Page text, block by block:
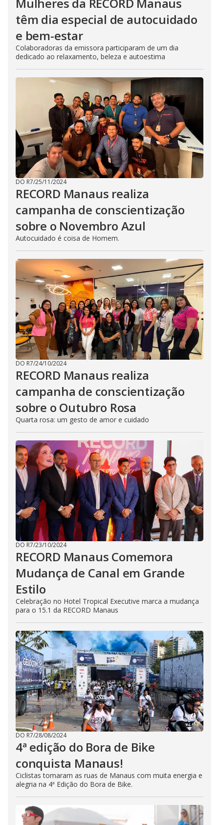
Mulheres da RECORD Manaus
têm dia especial de autocuidado
e bem-estar
Colaboradoras da emissora participaram de um dia
dedicado ao relaxamento, beleza e autoestima
DO R7/25/11/2024
RECORD Manaus realiza
campanha de conscientização
sobre o Novembro Azul
Autocuidado é coisa de Homem.
DO R7/24/10/2024
RECORD Manaus realiza
campanha de conscientização
sobre o Outubro Rosa
Quarta rosa: um gesto de amor e cuidado
DO R7/23/10/2024
RECORD Manaus Comemora
Mudança de Canal em Grande
Estilo
Celebração no Hotel Tropical Executive marca a mudança
para o 15.1 da RECORD Manaus
DO R7/28/08/2024
4ª edição do Bora de Bike
conquista Manaus!
Ciclistas tomaram as ruas de Manaus com muita energia e
alegria na 4ª Edição do Bora de Bike.